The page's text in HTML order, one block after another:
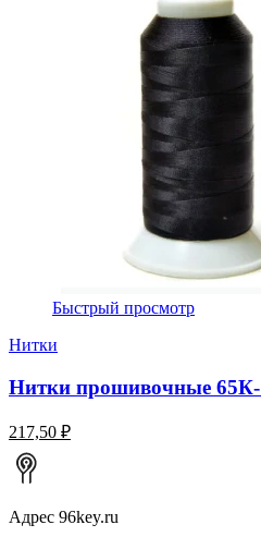
Быстрый просмотр
Нитки
Нитки прошивочные
217,50 ₽
Адрес 96key.ru